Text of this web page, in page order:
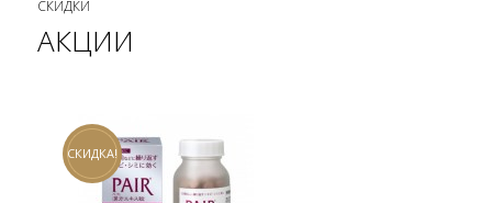
СКИДКИ
АКЦИИ
СКИДКА!